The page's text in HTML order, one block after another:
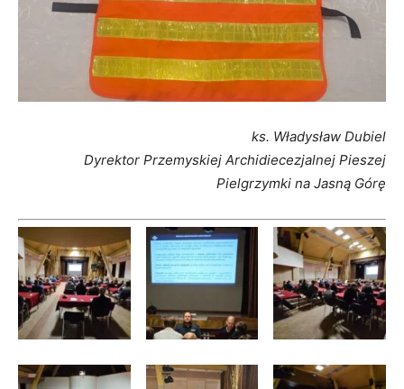
ks. Władysław Dubiel
Dyrektor Przemyskiej Archidiecezjalnej Pieszej
Pielgrzymki na Jasną Górę